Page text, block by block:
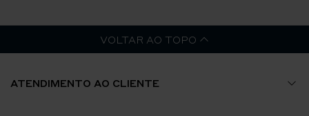
VOLTAR AO TOPO
ATENDIMENTO AO CLIENTE